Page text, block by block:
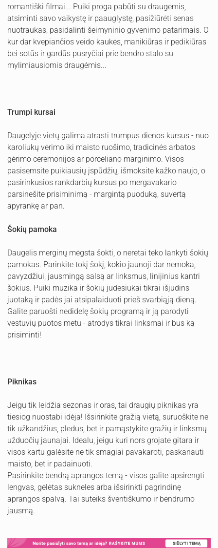
romantiški filmai... Puiki proga pabūti su draugėmis,
atsiminti savo vaikystę ir paauglystę, pasižiūrėti senas
nuotraukas, pasidalinti šeimyninio gyvenimo patarimais. O
kur dar kvepiančios veido kaukės, manikiūras ir pedikiūras
bei sotūs ir gardūs pusryčiai prie bendro stalo su
mylimiausiomis draugėmis...
Trumpi kursai
Daugelyje vietų galima atrasti trumpus dienos kursus - nuo
karoliukų vėrimo iki maisto ruošimo, tradicinės arbatos
gėrimo ceremonijos ar porceliano marginimo. Visos
pasisemsite puikiausių įspūdžių, išmoksite kažko naujo, o
pasirinkusios rankdarbių kursus po mergavakario
parsinešite prisiminimą - margintą puoduką, suvertą
apyrankę ar pan.
Šokių pamoka
Daugelis merginų mėgsta šokti, o neretai teko lankyti šokių
pamokas. Parinkite tokį šokį, kokio jaunoji dar nemoka,
pavyzdžiui, jausmingą salsą ar linksmus, linijinius kantri
šokius. Puiki muzika ir šokių judesiukai tikrai išjudins
juotaką ir padės jai atsipalaiduoti prieš svarbiąją dieną.
Galite paruošti nedidelę šokių programą ir ją parodyti
vestuvių puotos metu - atrodys tikrai linksmai ir bus ką
prisiminti!
Piknikas
Jeigu tik leidžia sezonas ir oras, tai draugių piknikas yra
tiesiog nuostabi idėja! Išsirinkite gražią vietą, suruoškite ne
tik užkandžius, pledus, bet ir pamąstykite gražių ir linksmų
užduočių jaunajai. Idealu, jeigu kuri nors grojate gitara ir
visos kartu galėsite ne tik smagiai pavakaroti, paskanauti
maisto, bet ir padainuoti.
Pasirinkite bendrą aprangos temą - visos galite apsirengti
lengvas, gėlėtas sukneles arba išsirinkti pagrindinę
aprangos spalvą. Tai suteiks šventiškumo ir bendrumo
jausmą.